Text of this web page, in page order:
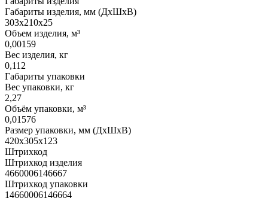
Габариты изделия, мм (ДхШхВ)
303х210х25
Объем изделия, м³
0,00159
Вес изделия, кг
0,112
Габариты упаковки
Вес упаковки, кг
2,27
Объём упаковки, м³
0,01576
Размер упаковки, мм (ДхШхВ)
420х305х123
Штрихкод
Штрихкод изделия
4660006146667
Штрихкод упаковки
14660006146664